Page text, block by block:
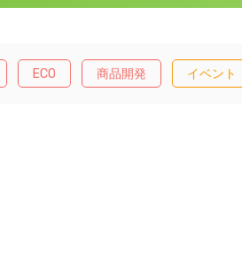
ECO 商品開発 イベント